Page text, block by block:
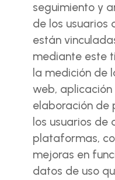
seguimiento y
de los usuarios
están
mediante este
la medición de
web,
elaboración de
los usuarios de
plataformas,
mejoras en
datos de uso